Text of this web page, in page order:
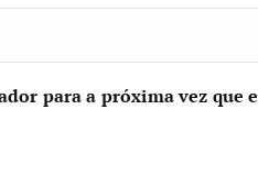
para a próxima vez que